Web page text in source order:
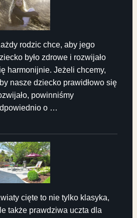
rodzic chce, aby jego
było zdrowe i rozwijało
harmonijnie. Jeżeli chcemy,
nasze dziecko prawidłowo się
powinniśmy
o …
cięte to nie tylko klasyka,
także prawdziwa uczta dla